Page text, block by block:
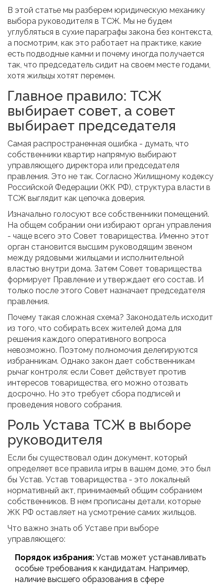
В этой статье мы разберем юридическую механику
выбора руководителя в ТСЖ. Мы не будем
углубляться в сухие параграфы закона без контекста,
а посмотрим, как это работает на практике, какие
есть подводные камни и почему иногда получается
так, что председатель сидит на своем месте годами,
хотя жильцы хотят перемен.
Главное правило: ТСЖ
выбирает совет, а совет
выбирает председателя
Самая распространенная ошибка - думать, что
собственники квартир напрямую выбирают
управляющего директора или председателя
правления. Это не так. Согласно Жилищному кодексу
Российской Федерации (ЖК РФ), структура власти в
ТСЖ выглядит как цепочка доверия.
Изначально голосуют все собственники помещений.
На общем собрании они избирают орган управления
- чаще всего это Совет товарищества. Именно этот
орган становится высшим руководящим звеном
между рядовыми жильцами и исполнительной
властью внутри дома. Затем Совет товарищества
формирует Правление и утверждает его состав. И
только после этого Совет назначает председателя
правления.
Почему такая сложная схема? Законодатель исходит
из того, что собирать всех жителей дома для
решения каждого оперативного вопроса
невозможно. Поэтому полномочия делегируются
избранникам. Однако закон дает собственникам
рычаг контроля: если Совет действует против
интересов товарищества, его можно отозвать
досрочно. Но это требует сбора подписей и
проведения нового собрания.
Роль Устава ТСЖ в выборе
руководителя
Если бы существовал один документ, который
определяет все правила игры в вашем доме, это был
бы Устав. Устав товарищества - это локальный
нормативный акт, принимаемый общим собранием
собственников. В нем прописаны детали, которые
ЖК РФ оставляет на усмотрение самих жильцов.
Что важно знать об Уставе при выборе
управляющего:
Порядок избрания: Устав может устанавливать
особые требования к кандидатам. Например,
наличие высшего образования в сфере